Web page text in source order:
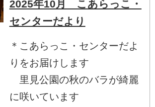
2025年10月 こあらっこ・
センターだより
＊こあらっこ・センターだよ
りをお届けします
里見公園の秋のバラが綺麗
に咲いています